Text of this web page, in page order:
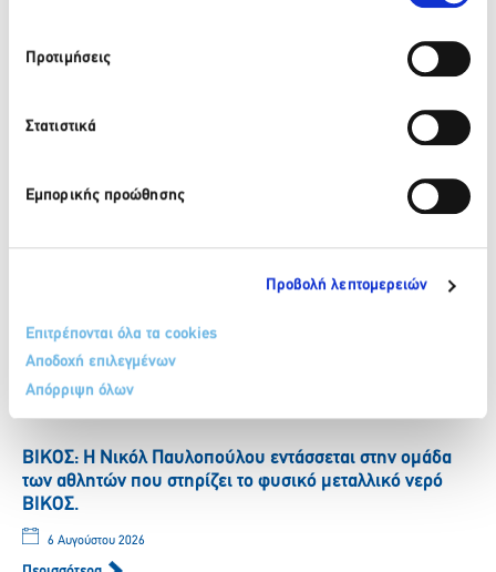
Προτιμήσεις
Στατιστικά
Εμπορικής προώθησης
Προβολή λεπτομερειών
Επιτρέπονται όλα τα cookies
Αποδοχή επιλεγμένων
Απόρριψη όλων
Facebook LinkedIn
Πρόσφατα νέα
ΒΙΚΟΣ: Το φυσικό μεταλλικό νερό ΒΙΚΟΣ στο πλευρό της
6 Αυγούστου 2026
Περισσότερα
ΒΙΚΟΣ: Η Νικόλ Παυλοπούλου εντάσσεται στην ομάδα
των αθλητών που στηρίζει το φυσικό μεταλλικό νερό
ΒΙΚΟΣ.
6 Αυγούστου 2026